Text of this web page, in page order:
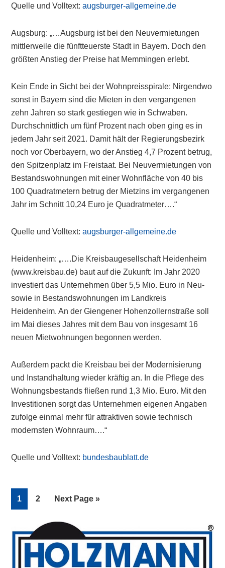
Quelle und Volltext:augsburger-allgemeine.de
Augsburg: „…Augsburg ist bei den Neuvermietungen
mittlerweile die fünftteuerste Stadt in Bayern. Doch den
größten Anstieg der Preise hat Memmingen erlebt.
Kein Ende in Sicht bei der Wohnpreisspirale: Nirgendwo
sonst in Bayern sind die Mieten in den vergangenen
zehn Jahren so stark gestiegen wie in Schwaben.
Durchschnittlich um fünf Prozent nach oben ging es in
jedem Jahr seit 2021. Damit hält der Regierungsbezirk
noch vor Oberbayern, wo der Anstieg 4,7 Prozent betrug,
den Spitzenplatz im Freistaat. Bei Neuvermietungen von
Bestandswohnungen mit einer Wohnfläche von 40 bis
100 Quadratmetern betrug der Mietzins im vergangenen
Jahr im Schnitt 10,24 Euro je Quadratmeter….“
Quelle und Volltext:augsburger-allgemeine.de
Heidenheim: „….Die Kreisbaugesellschaft Heidenheim
(www.kreisbau.de) baut auf die Zukunft: Im Jahr 2020
investiert das Unternehmen über 5,5 Mio. Euro in Neu-
sowie in Bestandswohnungen im Landkreis
Heidenheim. An der Giengener Hohenzollernstraße soll
im Mai dieses Jahres mit dem Bau von insgesamt 16
neuen Mietwohnungen begonnen werden.
Außerdem packt die Kreisbau bei der Modernisierung
und Instandhaltung wieder kräftig an. In die Pflege des
Wohnungsbestands fließen rund 1,3 Mio. Euro. Mit den
Investitionen sorgt das Unternehmen eigenen Angaben
zufolge einmal mehr für attraktiven sowie technisch
modernsten Wohnraum….“
Quelle und Volltext: bundesbaublatt.de
Page
1 Page
2
Go
Next Page »
Primary
Sidebar